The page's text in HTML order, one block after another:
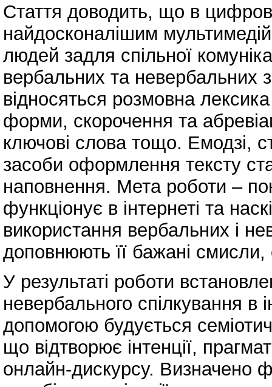
Стаття доводить, що в
найдосконалішим
людей задля спільної
вербальних та невербальних
відносяться розмовна лексика
форми, скорочення та
ключові слова тощо. Емодзі,
засоби оформлення тексту
наповнення. Мета роботи –
функціонує в інтернеті та
використання вербальних і
доповнюють її бажані смисли,
У результаті роботи
невербального спілкування в
допомогою будується
що відтворює інтенції,
онлайн-дискурсу. Визначено